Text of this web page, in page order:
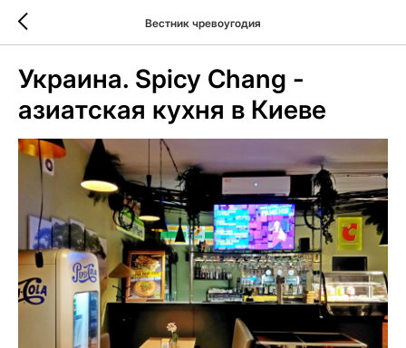
Вестник чревоугодия
Украина. Spicy Chang -
азиатская кухня в Киеве